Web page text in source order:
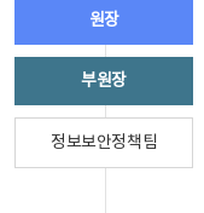
원장
부원장
정보보안정책팀